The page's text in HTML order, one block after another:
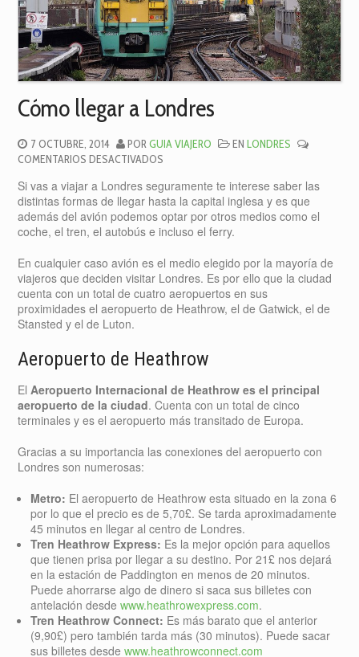
Cómo llegar a Londres
7 OCTUBRE, 2014 PORGUIA VIAJERO ENLONDRES
COMENTARIOS DESACTIVADOS
LLEGAR
A
LONDRES
Si vas a viajar a Londres seguramente te interese saber las
distintas formas de llegar hasta la capital inglesa y es que
además del avión podemos optar por otros medios como el
coche, el tren, el autobús e incluso el ferry.
En cualquier caso avión es el medio elegido por la mayoría de
viajeros que deciden visitar Londres. Es por ello que la ciudad
cuenta con un total de cuatro aeropuertos en sus
proximidades el aeropuerto de Heathrow, el de Gatwick, el de
Stansted y el de Luton.
Aeropuerto de Heathrow
ElAeropuerto Internacional de Heathrow es el principal
aeropuerto de la ciudad. Cuenta con un total de cinco
terminales y es el aeropuerto más transitado de Europa.
Gracias a su importancia las conexiones del aeropuerto con
Londres son numerosas:
Metro: El aeropuerto de Heathrow esta situado en la zona 6
por lo que el precio es de 5,70£. Se tarda aproximadamente
45 minutos en llegar al centro de Londres.
Tren Heathrow Express: Es la mejor opción para aquellos
que tienen prisa por llegar a su destino. Por 21£ nos dejará
en la estación de Paddington en menos de 20 minutos.
Puede ahorrarse algo de dinero si saca sus billetes con
antelación desdewww.heathrowexpress.com.
Tren Heathrow Connect: Es más barato que el anterior
(9,90£) pero también tarda más (30 minutos). Puede sacar
sus billetes desdewww.heathrowconnect.com